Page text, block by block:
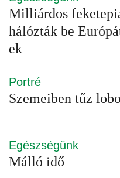
Milliárdos
hálózták be
ek
Portré
Szemeiben tűz
Egészségünk
Málló idő